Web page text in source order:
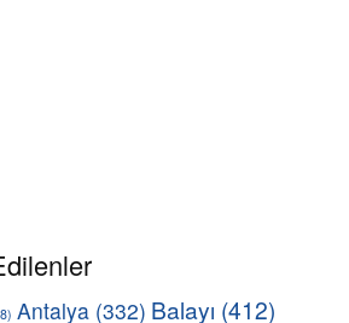
Antalya (332) Balayı (412)